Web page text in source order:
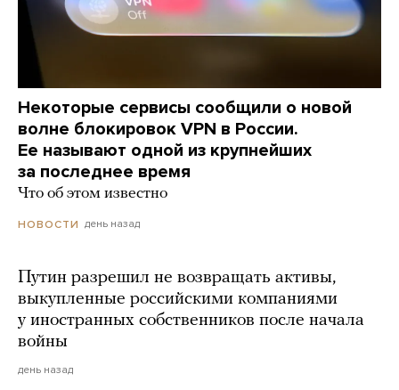
Некоторые сервисы сообщили о новой
волне блокировок VPN в России.
Ее называют одной из крупнейших
за последнее время
Что об этом известно
НОВОСТИ день назад
Путин разрешил не возвращать активы,
выкупленные российскими компаниями
у иностранных собственников после начала
войны
день назад